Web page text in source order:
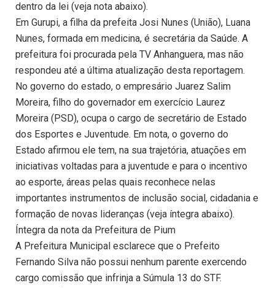
dentro da lei (veja nota abaixo).
Em Gurupi, a filha da prefeita Josi Nunes (União), Luana
Nunes, formada em medicina, é secretária da Saúde. A
prefeitura foi procurada pela TV Anhanguera, mas não
respondeu até a última atualização desta reportagem.
No governo do estado, o empresário Juarez Salim
Moreira, filho do governador em exercício Laurez
Moreira (PSD), ocupa o cargo de secretário de Estado
dos Esportes e Juventude. Em nota, o governo do
Estado afirmou ele tem, na sua trajetória, atuações em
iniciativas voltadas para a juventude e para o incentivo
ao esporte, áreas pelas quais reconhece nelas
importantes instrumentos de inclusão social, cidadania e
formação de novas lideranças (veja íntegra abaixo).
Íntegra da nota da Prefeitura de Pium
A Prefeitura Municipal esclarece que o Prefeito
Fernando Silva não possui nenhum parente exercendo
cargo comissão que infrinja a Súmula 13 do STF.